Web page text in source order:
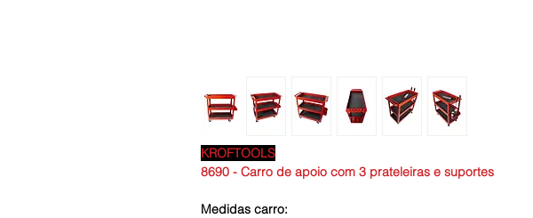
KROFTOOLS
8690 - Carro de apoio com 3 prateleiras e suportes
Medidas carro: